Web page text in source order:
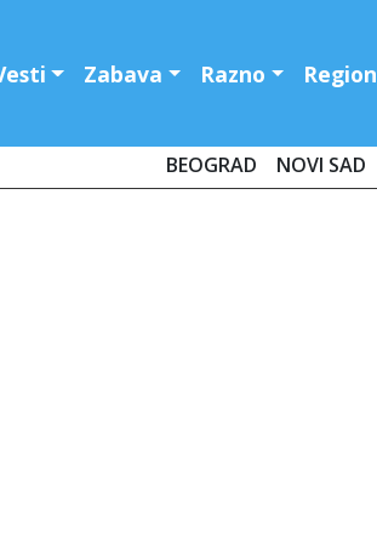
Zabava Razno Region
BEOGRAD NOVI SAD